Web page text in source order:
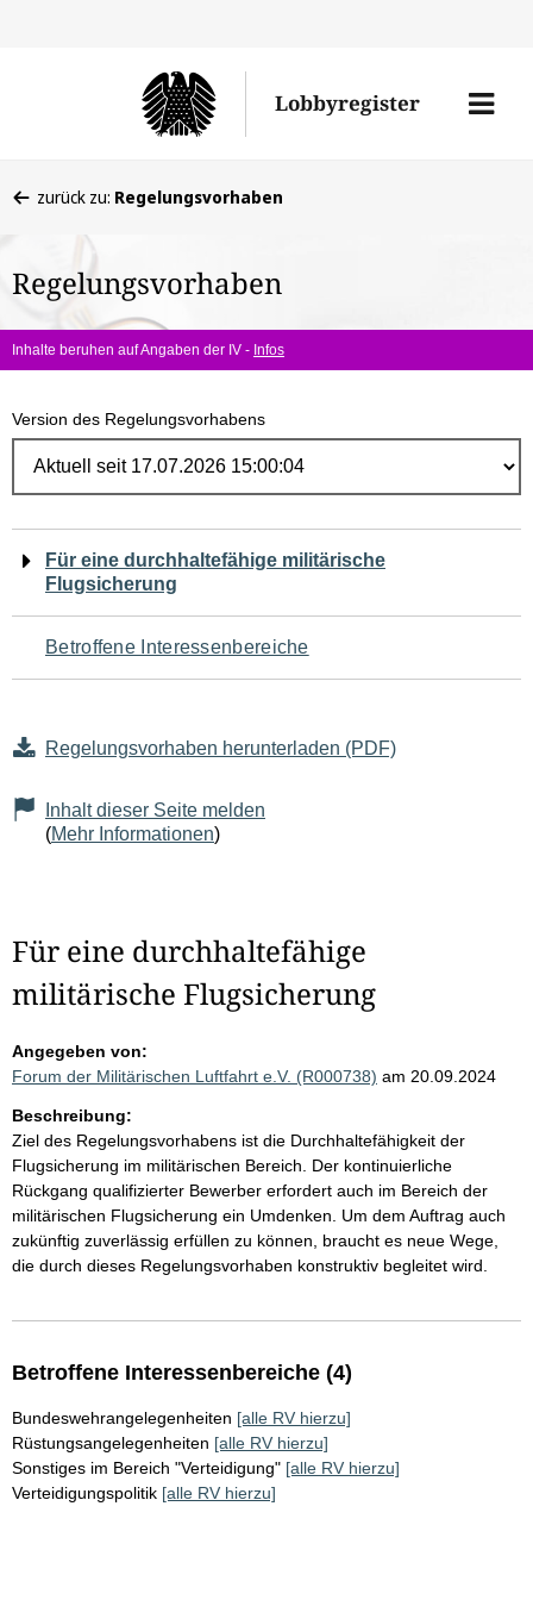
Lobbyregister
Menü
befinden
hier:
zurück zu: Regelungsvorhaben
Regelungsvorhaben
Inhalte beruhen auf Angaben der IV - Infos
Version des Regelungsvorhabens
Navigation
für
den
Für eine durchhaltefähige militärische
Flugsicherung
Betroffene Interessenbereiche
Regelungsvorhaben herunterladen (PDF)
Inhalt dieser Seite melden
(Mehr Informationen)
Für eine durchhaltefähige
militärische Flugsicherung
Angegeben von:
Forum der Militärischen Luftfahrt e.V. (R000738) am 20.09.2024
Beschreibung:
Ziel des Regelungsvorhabens ist die Durchhaltefähigkeit der
Flugsicherung im militärischen Bereich. Der kontinuierliche
Rückgang qualifizierter Bewerber erfordert auch im Bereich der
militärischen Flugsicherung ein Umdenken. Um dem Auftrag auch
zukünftig zuverlässig erfüllen zu können, braucht es neue Wege,
die durch dieses Regelungsvorhaben konstruktiv begleitet wird.
Betroffene Interessenbereiche (4)
Bundeswehrangelegenheiten [alle RV hierzu]
Rüstungsangelegenheiten [alle RV hierzu]
Sonstiges im Bereich "Verteidigung" [alle RV hierzu]
Verteidigungspolitik [alle RV hierzu]